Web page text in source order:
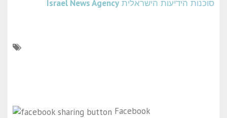
סוכנות הידיעות הישראלית Israel News Agency
Facebook